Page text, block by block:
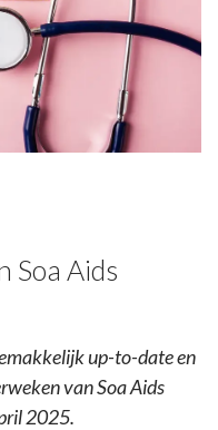
Soa Aids
up-to-date en
van Soa Aids
2025.